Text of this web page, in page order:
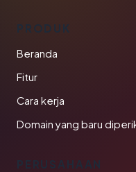
PRODUK
Beranda
Fitur
Cara kerja
Domain yang baru
PERUSAHAAN